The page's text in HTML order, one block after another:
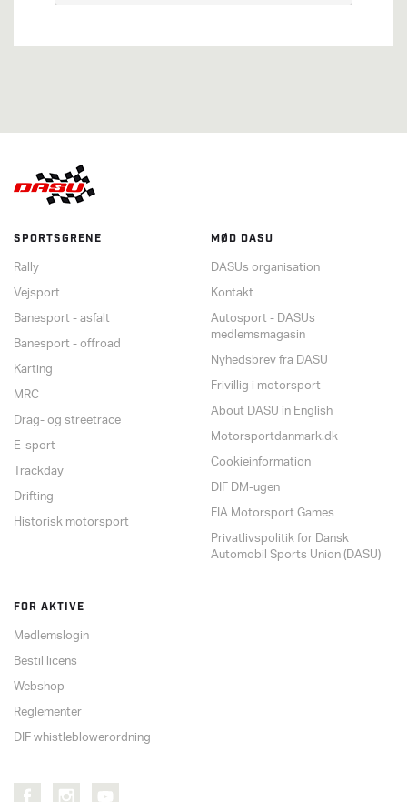
SPORTSGRENE
Rally
Vejsport
Banesport - asfalt
Banesport - offroad
Karting
MRC
Drag- og streetrace
E-sport
Trackday
Drifting
Historisk motorsport
MØD DASU
DASUs organisation
Kontakt
Autosport - DASUs
medlemsmagasin
Nyhedsbrev fra DASU
Frivillig i motorsport
About DASU in English
Motorsportdanmark.dk
Cookieinformation
DIF DM-ugen
FIA Motorsport Games
Privatlivspolitik for Dansk
Automobil Sports Union (DASU)
FOR AKTIVE
Medlemslogin
Bestil licens
Webshop
Reglementer
DIF whistleblowerordning